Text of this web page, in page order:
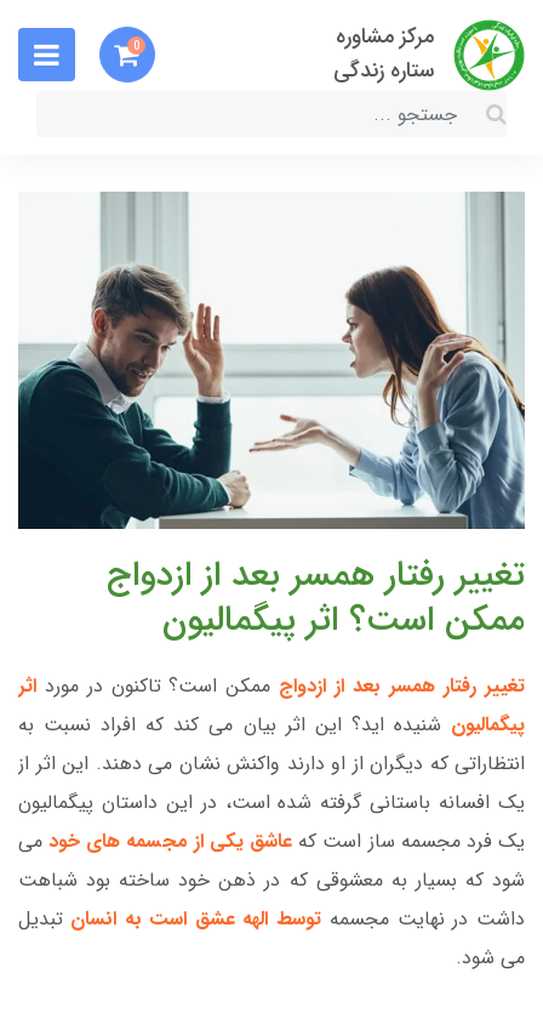
مرکز مشاوره
ستاره زندگی
0
تغییر رفتار همسر بعد از ازدواج
ممکن است؟ اثر پیگمالیون
تغییر رفتار همسر بعد از ازدواج ممکن است؟ تاکنون در مورد اثر
پیگمالیون شنیده اید؟ این اثر بیان می کند که افراد نسبت به
انتظاراتی که دیگران از او دارند واکنش نشان می دهند. این اثر از
یک افسانه باستانی گرفته شده است، در این داستان پیگمالیون
یک فرد مجسمه ساز است که عاشق یکی از مجسمه های خود می
شود که بسیار به معشوقی که در ذهن خود ساخته بود شباهت
داشت در نهایت مجسمه توسط الهه عشق است به انسان تبدیل
می شود.